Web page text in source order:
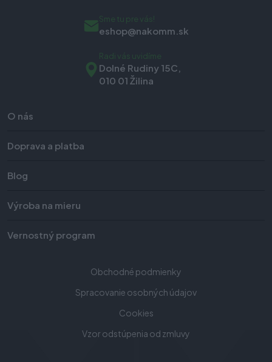
O nás
Doprava a platba
Blog
Výroba na mieru
Vernostný program
Obchodné podmienky
Spracovanie osobných údajov
Cookies
Vzor odstúpenia od zmluvy
Sme tu pre vás!
eshop@nakomm.sk
Radi vás uvidíme
Dolné Rudiny 15C,
010 01 Žilina